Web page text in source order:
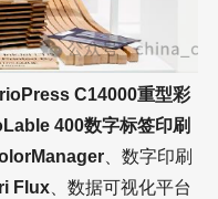
C14000重型彩
400数字标签印刷
、数字印刷
Flux 、数据可视化平台